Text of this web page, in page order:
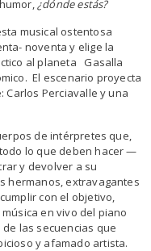
¿dónde estás?
musical ostentosa
noventa y elige la
al planeta Gasalla
El escenario proyecta
Carlos Perciavalle y una
de intérpretes que,
lo que deben hacer —
y devolver a su
hermanos, extravagantes
con el objetivo,
en vivo del piano
las secuencias que
y afamado artista.